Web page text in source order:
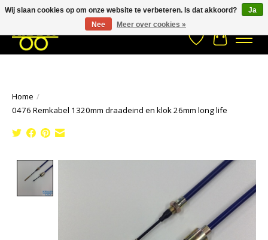
033- 2470 538 info@kraaybv.com Stuur een Whatsapp bericht
Verlanglijst
Home /
0476 Remkabel 1320mm draadeind en klok 26mm long life
Wij slaan cookies op om onze website te verbeteren. Is dat akkoord?
Ja
Nee
Meer over cookies »